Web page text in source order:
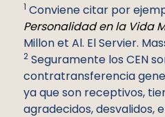
1 Conviene citar por
Personalidad en la Vida
Millon et Al. El Servier.
2 Seguramente los CEN
contratransferencia
ya que son receptivos,
agradecidos, desvalidos,